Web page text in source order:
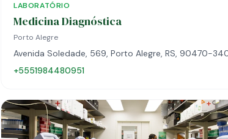
LABORATÓRIO
Medicina Diagnóstica
Porto Alegre
Avenida Soledade, 569, Porto Alegre, RS, 90470-
+5551984480951